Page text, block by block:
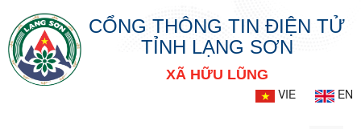
CỔNG THÔNG TIN ĐIỆN TỬ
TỈNH LẠNG SƠN
XÃ HỮU LŨNG
VIE
EN